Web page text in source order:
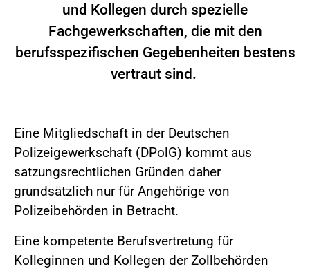
und Kollegen durch spezielle
Fachgewerkschaften, die mit den
berufsspezifischen Gegebenheiten bestens
vertraut sind.
Eine Mitgliedschaft in der Deutschen
Polizeigewerkschaft (DPolG) kommt aus
satzungsrechtlichen Gründen daher
grundsätzlich nur für Angehörige von
Polizeibehörden in Betracht.
Eine kompetente Berufsvertretung für
Kolleginnen und Kollegen der Zollbehörden